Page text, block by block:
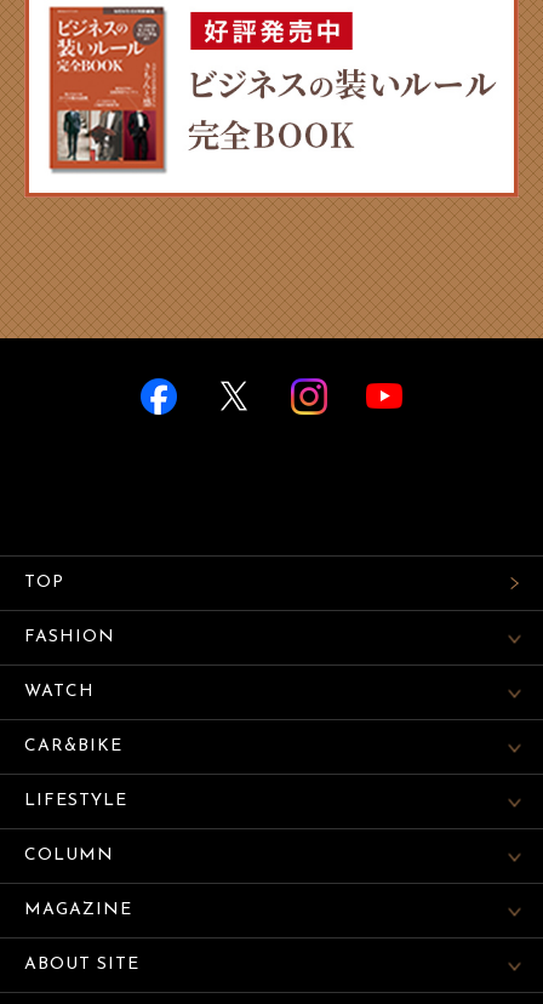
TOP
FASHION
WATCH
CAR&BIKE
LIFESTYLE
COLUMN
MAGAZINE
ABOUT SITE